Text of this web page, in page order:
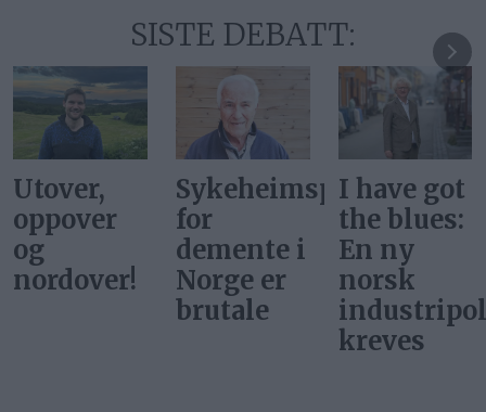
SISTE DEBATT:
Sykeheimsprisene
for
demente i
Norge er
I have got
the blues:
En ny
norsk
industripolitikk
De hadde
ikke
på